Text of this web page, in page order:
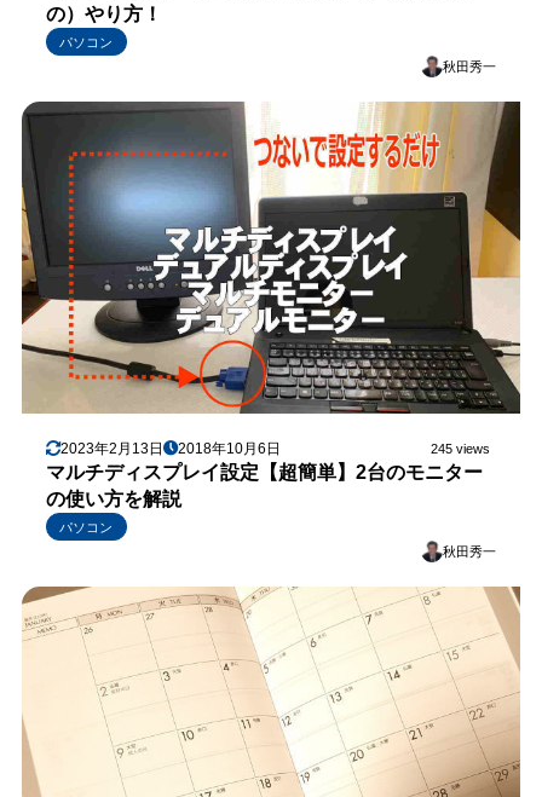
の）やり方！
パソコン
秋田秀一
2023年2月13日 2018年10月6日 245 views
マルチディスプレイ設定【超簡単】2台のモニター
の使い方を解説
パソコン
秋田秀一